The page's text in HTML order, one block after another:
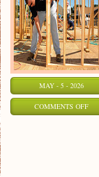
MAY - 5 - 2026
COMMENTS OFFON